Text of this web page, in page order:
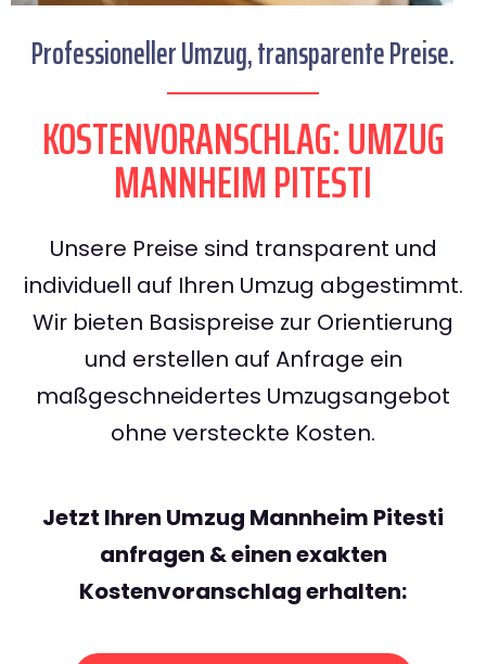
Professioneller Umzug, transparente Preise.
KOSTENVORANSCHLAG: UMZUG
MANNHEIM PITESTI
Unsere Preise sind transparent und
individuell auf Ihren Umzug abgestimmt.
Wir bieten Basispreise zur Orientierung
und erstellen auf Anfrage ein
maßgeschneidertes Umzugsangebot
ohne versteckte Kosten.
Jetzt Ihren Umzug Mannheim Pitesti
anfragen & einen exakten
Kostenvoranschlag erhalten: